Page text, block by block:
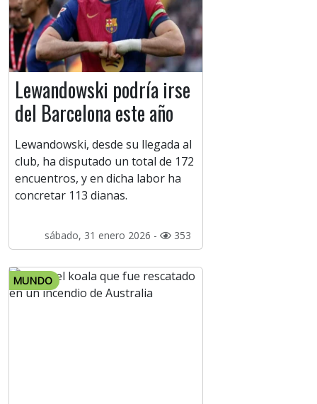
Lewandowski podría irse
del Barcelona este año
Lewandowski, desde su llegada al
club, ha disputado un total de 172
encuentros, y en dicha labor ha
concretar 113 dianas.
sábado, 31 enero 2026 - 353
MUNDO